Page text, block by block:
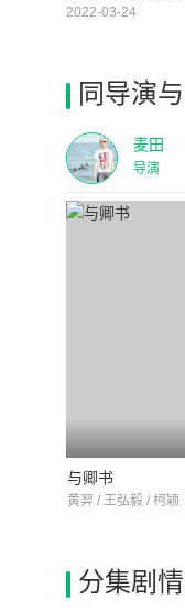
2022-03-24
同导演
麦田
导演
与卿书
黄羿 / 王弘毅 / 柯颖
分集剧情